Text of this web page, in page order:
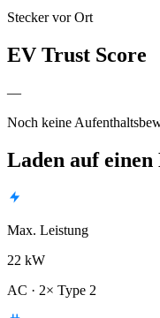
Stecker vor Ort
EV Trust Score
—
Noch keine
Laden auf
Max. Leistung
22 kW
AC · 2× Type 2